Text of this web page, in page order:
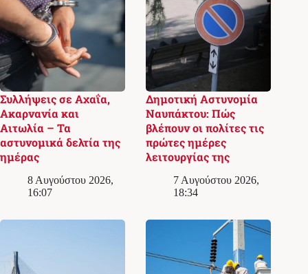
Συλλήψεις σε Αχαΐα,
Ακαρνανία και
Αιτωλία – Τα
αστυνομικά δελτία της
ημέρας
8 Αυγούστου 2026,
16:07
Δημοτική Αστυνομία
Ναυπάκτου: Πώς
βλέπουν οι πολίτες τις
πρώτες ημέρες
λειτουργίας της
7 Αυγούστου 2026,
18:34